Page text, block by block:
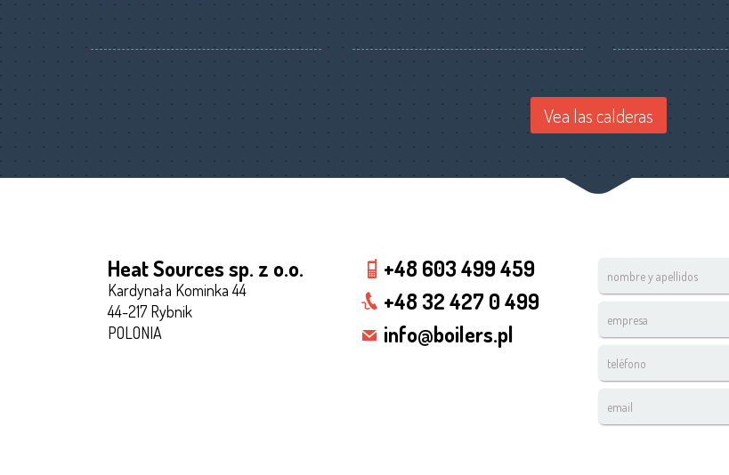
Vea las calderas
Heat Sources sp. z o.o.
Kardynała Kominka 44
44-217 Rybnik
POLONIA
+48 603 499 459
+48 32 427 0 499
info@boilers.pl